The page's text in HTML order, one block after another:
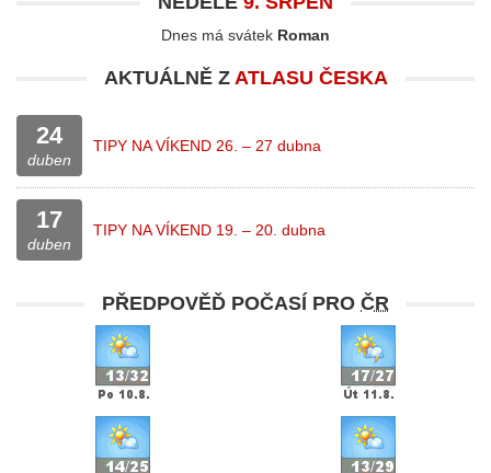
Dnes má svátek Roman
AKTUÁLNĚ Z ATLASU ČESKA
24
duben
TIPY NA VÍKEND 26. – 27 dubna
17
duben
TIPY NA VÍKEND 19. – 20. dubna
PŘEDPOVĚĎ POČASÍ PRO ČR